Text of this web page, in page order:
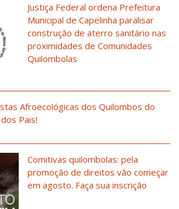
Justiça Federal ordena Prefeitura
Municipal de Capelinha paralisar
construção de aterro sanitário nas
proximidades de Comunidades
Quilombolas
Afroecológicas dos Quilombos do
Pais!
Comitivas quilombolas: pela
promoção de direitos vão começar
em agosto. Faça sua inscrição